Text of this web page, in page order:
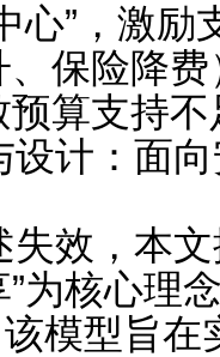
心”，激
、保险降
算支持不
计：面向
效，本文
为核心理
模型旨